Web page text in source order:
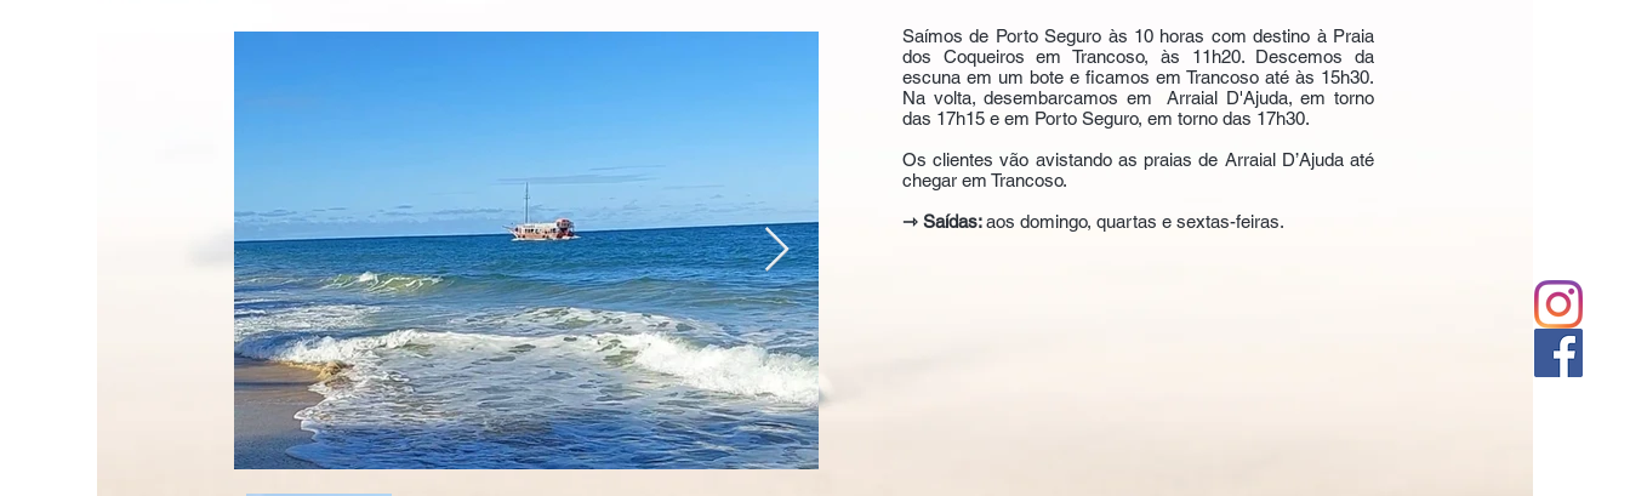
Saímos de Porto Seguro às 10 horas com destino à Praia
dos Coqueiros em Trancoso, às 11h20. Descemos da
escuna em um bote e ficamos em Trancoso até às 15h30.
Na volta, desembarcamos em Arraial D'Ajuda, em torno
das 17h15 e em Porto Seguro, em torno das 17h30.
Os clientes vão avistando as praias de Arraial D’Ajuda até
chegar em Trancoso.
⇾ Saídas:aos domingo, quartas e sextas-feiras.